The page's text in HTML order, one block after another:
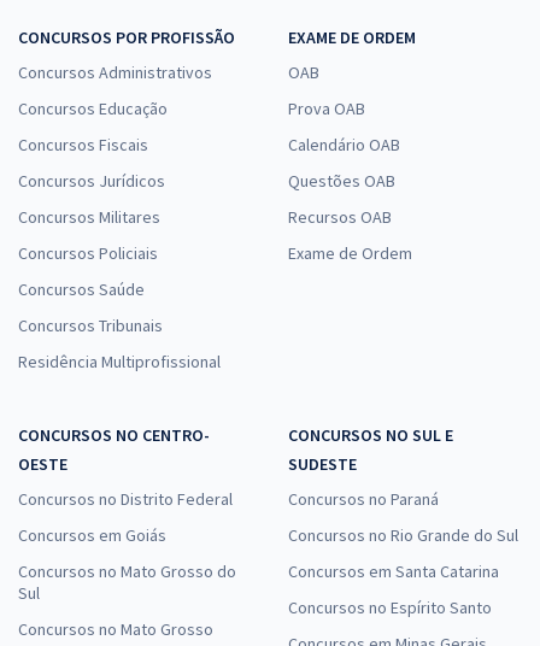
CONCURSOS POR PROFISSÃO
Concursos Administrativos
Concursos Educação
Concursos Fiscais
Concursos Jurídicos
Concursos Militares
Concursos Policiais
Concursos Saúde
Concursos Tribunais
Residência Multiprofissional
EXAME DE ORDEM
OAB
Prova OAB
Calendário OAB
Questões OAB
Recursos OAB
Exame de Ordem
CONCURSOS NO CENTRO-
OESTE
Concursos no Distrito Federal
Concursos em Goiás
Concursos no Mato Grosso do
Sul
Concursos no Mato Grosso
CONCURSOS NO SUL E
SUDESTE
Concursos no Paraná
Concursos no Rio Grande do Sul
Concursos em Santa Catarina
Concursos no Espírito Santo